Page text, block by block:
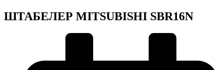
ШТАБЕЛЕР MITSUBISHI SBR16N